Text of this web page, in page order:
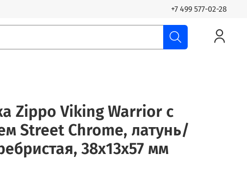
+7 499 577-02-28
Zippo Viking Warrior с
Street Chrome, латунь/
38x13x57 мм